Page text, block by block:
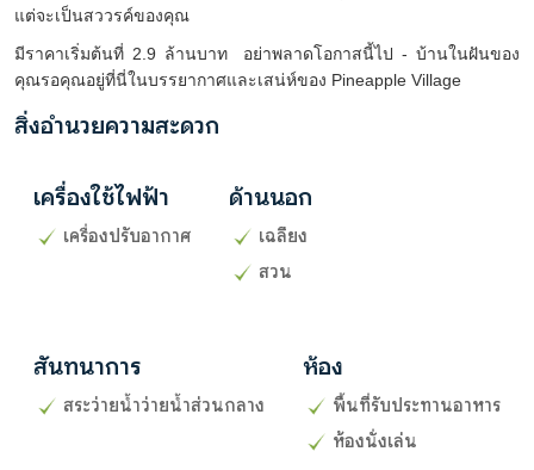
แต่จะเป็นสววรค์ของคุณ
มีราคาเริ่มต้นที่ 2.9 ล้านบาท
อย่าพลาดโอกาสนี้ไป - บ้านในฝันของ
คุณรอคุณอยู่ที่นี่ในบรรยากาศและเสน่ห์ของ Pineapple Village
สิ่งอำนวยความสะดวก
เครื่องใช้ไฟฟ้า
เครื่องปรับอากาศ
ด้านนอก
เฉลียง
สวน
สันทนาการ
สระว่ายน้ำว่ายน้ำส่วนกลาง
ห้อง
พื้นที่รับประทานอาหาร
ห้องนั่งเล่น